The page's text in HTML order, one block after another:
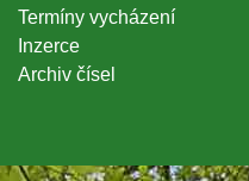
Termíny vycházení
Inzerce
Archiv čísel